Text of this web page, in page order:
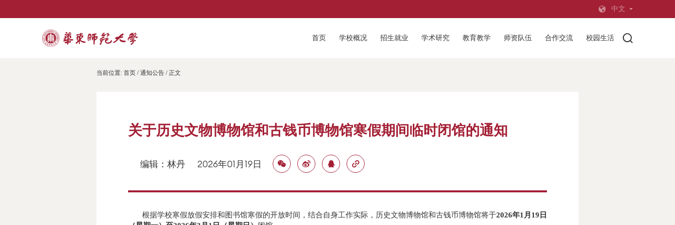
中文
首页 学校概况 招生就业 学术研究 教育教学 师资队伍 合作交流 校园生活
当前位置: 首页 /通知公告 / 正文
关于历史文物博物馆和古钱币博物馆寒假期间临时闭馆的通知
编辑：林丹 2026年01月19日
根据学校寒假放假安排和图书馆寒假的开放时间，结合自身工作实际，历史文物博物馆和古钱币博物馆将于2026年1 月 19 日